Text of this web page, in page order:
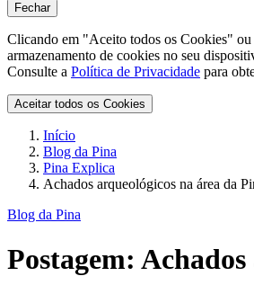
Fechar
Clicando em "Aceito todos os Cookies"
armazenamento de cookies no seu
Consulte a Política de Privacidade para
Aceitar todos os Cookies
Início
Blog da Pina
Pina Explica
Achados arqueológicos na área da
Blog da Pina
Postagem: